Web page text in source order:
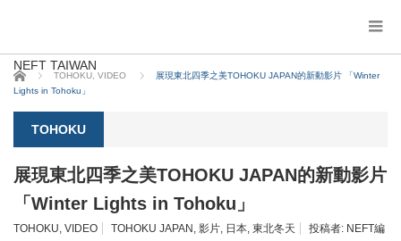
NEFT TAIWAN
ホーム TOHOKU VIDEO
展現東北四季之美TOHOKU JAPAN的新動影片 「Winter
Lights in Tohoku」
TOHOKU
展現東北四季之美TOHOKU JAPAN的新動影片
「Winter Lights in Tohoku」
TOHOKU, VIDEO TOHOKU JAPAN , 影片, 日本, 東北冬天 投稿者: NEFT編